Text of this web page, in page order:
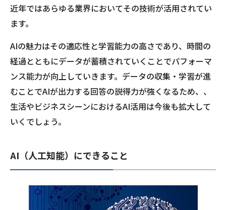
近年ではあらゆる業界においてその技術が活用されてい
ます。
AIの魅力はその適応性と学習能力の高さであり、時間の
経過とともにデータが蓄積されていくことでパフォーマ
ンス能力が向上していきます。データの収集・学習が進
むことでAIが出力する回答の説得力が強くなるため、、
生活やビジネスシーンにおけるAI活用は今後も拡大して
いくでしょう。
AI（人工知能）にできること